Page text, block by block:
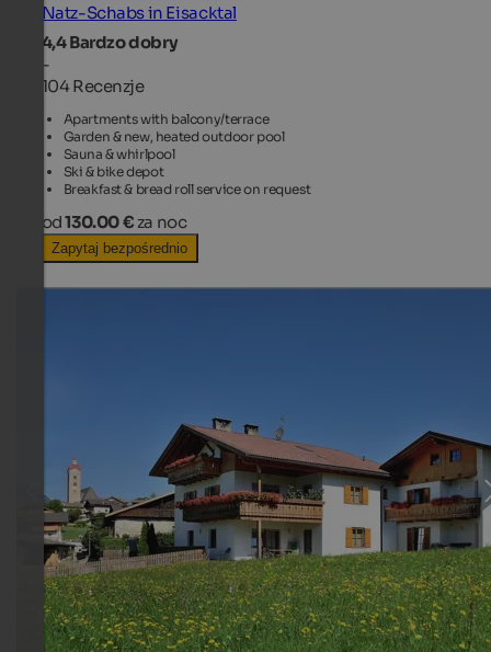
Natz-Schabs in Eisacktal
4,4Bardzo dobry
-
104 Recenzje
Apartments with balcony/terrace
Garden & new, heated outdoor pool
Sauna & whirlpool
Ski & bike depot
Breakfast & bread roll service on request
od130.00 € za noc
Zapytaj bezpośrednio